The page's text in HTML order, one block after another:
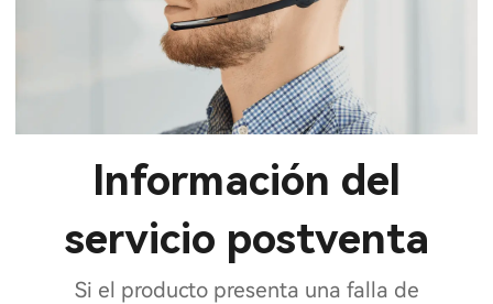
Información del
servicio postventa
Si el producto presenta una falla de